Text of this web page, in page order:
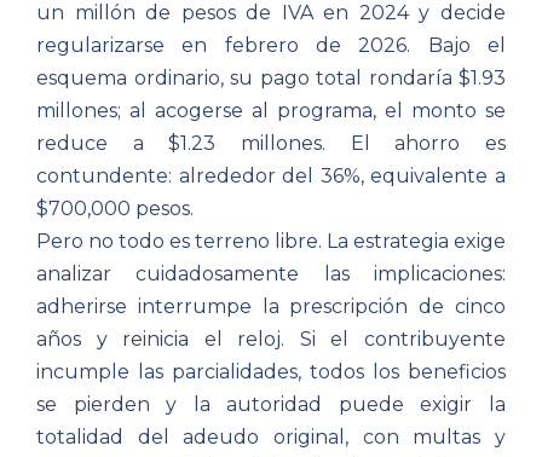
un millón de pesos de IVA en 2024 y decide
regularizarse en febrero de 2026. Bajo el
esquema ordinario, su pago total rondaría $1.93
millones; al acogerse al programa, el monto se
reduce a $1.23 millones. El ahorro es
contundente: alrededor del 36%, equivalente a
$700,000 pesos.
Pero no todo es terreno libre. La estrategia exige
analizar cuidadosamente las implicaciones:
adherirse interrumpe la prescripción de cinco
años y reinicia el reloj. Si el contribuyente
incumple las parcialidades, todos los beneficios
se pierden y la autoridad puede exigir la
totalidad del adeudo original, con multas y